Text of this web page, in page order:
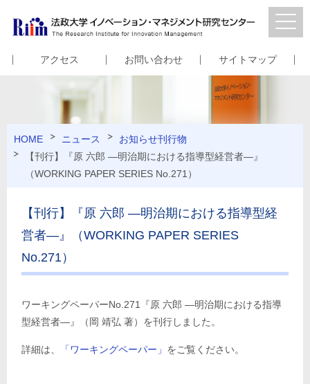
アクセス お問い合わせ サイトマップ
HOME ニュース お知らせ刊行物
【刊行】『原 六郎 ―明治期における指導型経営者―』
（WORKING PAPER SERIES No.271）
【刊行】『原 六郎 ―明治期における指導型経
営者―』（WORKING PAPER SERIES
No.271）
ワーキングペーパーNo.271『原 六郎 ―明治期における指導
型経営者―』（岡 靖弘 著）を刊行しました。
詳細は、 「ワーキングペーパー」 をご覧ください。